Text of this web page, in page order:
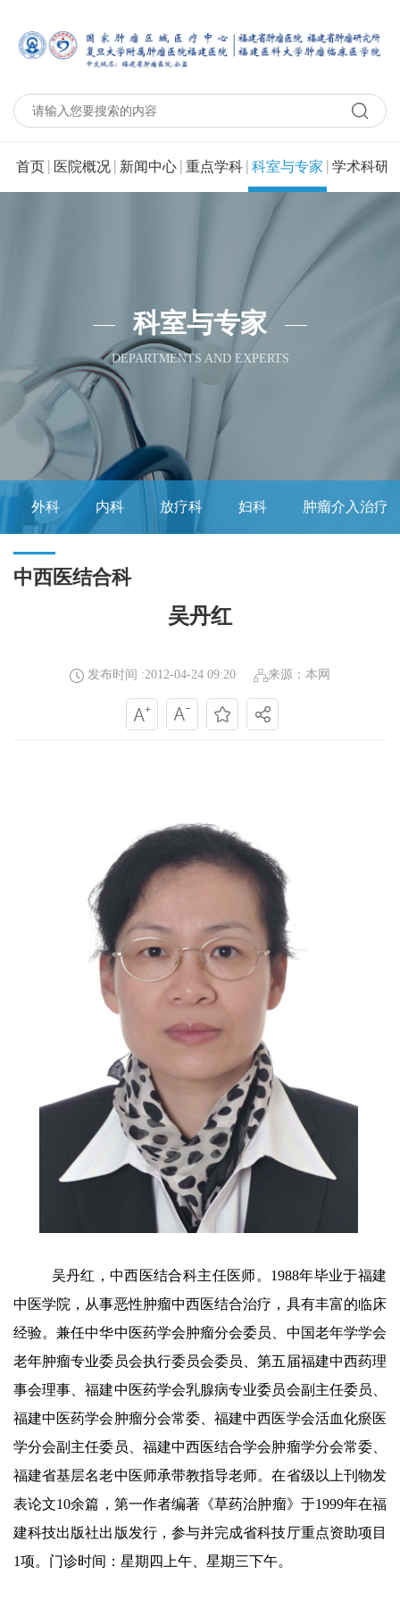
首页 | 医院概况 | 新闻中心 | 重点学科 | 科室与专家 | 学术科研
科室与专家
DEPARTMENTS AND EXPERTS
外科 内科 放疗科 妇科 肿瘤介入治疗
中西医结合科
吴丹红
发布时间 :2012-04-24 09:20 来源：本网
吴丹红，中西医结合科主任医师。1988年毕业于福建
中医学院，从事恶性肿瘤中西医结合治疗，具有丰富的临床
经验。兼任中华中医药学会肿瘤分会委员、中国老年学学会
老年肿瘤专业委员会执行委员会委员、第五届福建中西药理
事会理事、福建中医药学会乳腺病专业委员会副主任委员、
福建中医药学会肿瘤分会常委、福建中西医学会活血化瘀医
学分会副主任委员、福建中西医结合学会肿瘤学分会常委、
福建省基层名老中医师承带教指导老师。在省级以上刊物发
表论文10余篇，第一作者编著《草药治肿瘤》于1999年在福
建科技出版社出版发行，参与并完成省科技厅重点资助项目
1项。门诊时间：星期四上午、星期三下午。